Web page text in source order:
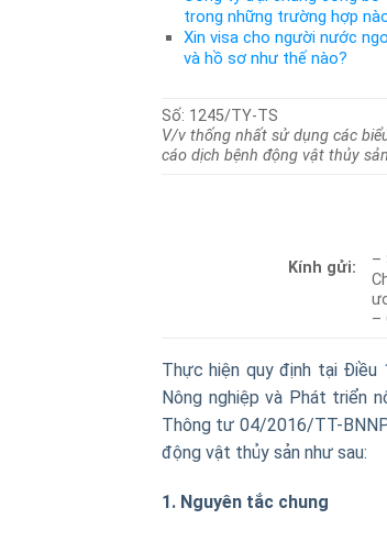
trong những trường hợp
Xin visa cho người nước
và hồ sơ như thế nào?
Số: 1245/TY-TS
V/v thống nhất sử dụng các
cáo dịch bệnh động vật thủy sản
Kính gửi:
–
–
Thực hiện quy định tại
Nông nghiệp và Phát triển
Thông tư 04/2016/TT-
động vật thủy sản như sau:
1. Nguyên tắc chung